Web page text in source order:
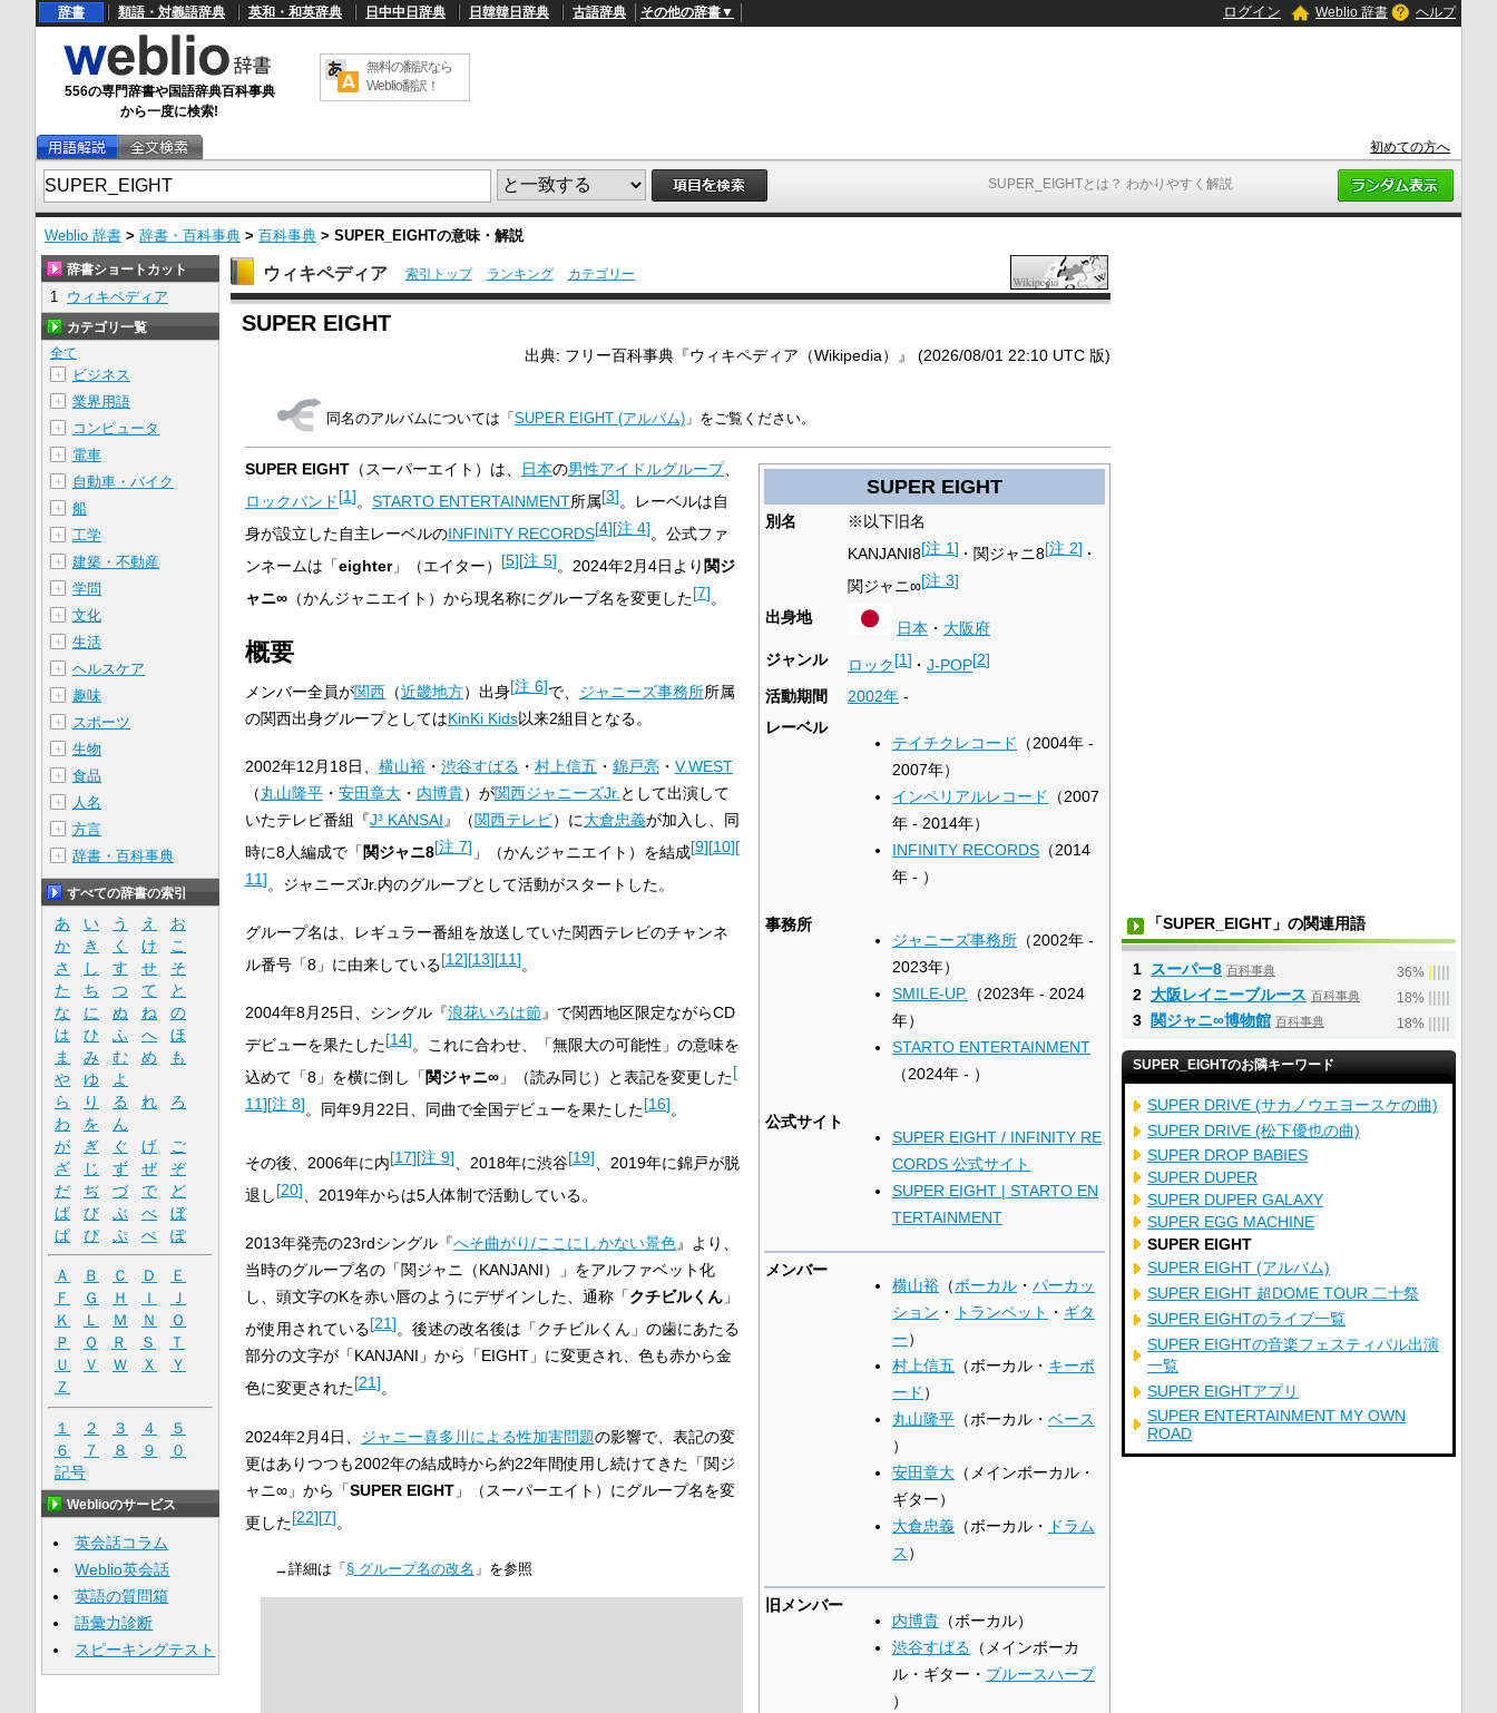
SUPER_EIGHTとは？ わかりやすく解説
辞書 類語・対義語辞典 英和・和英辞典 日中中日辞典 日韓韓日辞典 古語辞典 その他の辞書▼ ログイン Weblio 辞書 ヘルプ
556の専門辞書や国語辞典百科事典
から一度に検索!
無料の翻訳なら
Weblio翻訳！
初めての方へ
Weblio 辞書 > 辞書・百科事典 > 百科事典 > SUPER_EIGHTの意味・解説
U
/
L
d
e
4
5
3
ウィキペディア 索引トップ ランキング カテゴリー
SUPER EIGHT
出典: フリー百科事典『ウィキペディア（Wikipedia）』 (2026/08/01 22:10 UTC 版)
同名のアルバムについては「 SUPER EIGHT (アルバム)」をご覧ください。
SUPER EIGHT
別名
※以下旧名
KANJANI8[注 1] 関ジャニ8[注 2]
関ジャニ∞[注 3]
出身地
日本 ・ 大阪府
ジャンル
ロック[1] J-POP[2]
活動期間 2002年 -
レーベル
テイチクレコード
（2004年 -
2007年）
インペリアルレコード
（2007
年 - 2014年）
INFINITY RECORDS （2014
年 - ）
事務所
ジャニーズ事務所 （2002年 -
2023年）
SMILE-UP. （2023年 - 2024
年）
STARTO ENTERTAINMENT
（2024年 - ）
公式サイト
SUPER EIGHT / INFINITY RE
CORDS 公式サイト
SUPER EIGHT | STARTO EN
TERTAINMENT
メンバー
横山裕 （ボーカル ・ パーカッ
ション ・ トランペット ・ ギタ
ー）
村上信五 （ボーカル・ キーボ
ード ）
丸山隆平 （ボーカル・ ベース
）
安田章大 （メインボーカル・
ギター）
大倉忠義 （ボーカル・
ドラム
ス ）
旧メンバー
内博貴 （ボーカル）
渋谷すばる （メインボーカ
ル・ギター・ ブルースハープ
）
SUPER EIGHT（スーパーエイト）は、 日本の男性アイドルグループ、
ロックバンド[1]。 STARTO ENTERTAINMENT所属[3]。レーベルは自
身が設立した自主レーベルのINFINITY RECORDS[4][注 4]。公式ファ
ンネームは「eighter」（エイター） [5][注 5]。2024年2月4日より 関ジ
ャニ∞（かんジャニエイト）から現名称にグループ名を変更した[7]。
概要
メンバー全員が関西（近畿地方）出身[注 6]で、 ジャニーズ事務所所属
の関西出身グループとしてはKinKi Kids以来2組目となる。
2002年12月18日、 横山裕・ 渋谷すばる ・ 村上信五 ・ 錦戸亮・ V.WEST
（丸山隆平・ 安田章大・ 内博貴）が関西ジャニーズJr. として出演して
いたテレビ番組『J³ KANSAI 』（関西テレビ）に大倉忠義が加入し、同
時に8人編成で「 関ジャニ8[注 7] 」（かんジャニエイト）を結成[9][10][
11]。ジャニーズJr.内のグループとして活動がスタートした。
グループ名は、レギュラー番組を放送していた関西テレビのチャンネ
ル番号「8」に由来している[12][13][11]。
2004年8月25日、シングル『浪花いろは節』で関西地区限定ながらCD
デビューを果たした[14]。これに合わせ、「無限大の可能性」の意味を
込めて「8」を横に倒し「 関ジャニ∞」（読み同じ）と表記を変更した[
11][注 8]。同年9月22日、同曲で全国デビューを果たした[16]。
その後、2006年に内[17][注 9]、2018年に渋谷[19]、2019年に錦戸が脱
退し[20]、2019年からは5人体制で活動している。
2013年発売の23rdシングル『へそ曲がり/ここにしかない景色』より、
当時のグループ名の「関ジャニ（KANJANI）」をアルファベット化
し、頭文字のKを赤い唇のようにデザインした、通称「クチビルくん」
が使用されている[21]。後述の改名後は「クチビルくん」の歯にあたる
部分の文字が「KANJANI」から「EIGHT」に変更され、色も赤から金
色に変更された[21]。
2024年2月4日、 ジャニー喜多川による性加害問題の影響で、表記の変
更はありつつも2002年の結成時から約22年間使用し続けてきた「関ジ
ャニ∞」から「SUPER EIGHT」（スーパーエイト）にグループ名を変
更した[22][7]。
→詳細は「 § グループ名の改名 」を参照
辞書ショートカット
1 ウィキペディア
カテゴリ一覧
全て
＋
ビジネス
＋ 業界用語
＋ コンピュータ
＋ 電車
＋ 自動車・バイク
＋ 船
＋ 工学
＋ 建築・不動産
＋ 学問
＋ 文化
＋ 生活
＋ ヘルスケア
＋ 趣味
＋ スポーツ
＋ 生物
＋ 食品
＋ 人名
＋ 方言
＋ 辞書・百科事典
すべての辞書の索引
あ い う え
お
か
き く け
こ
さ
し す せ
そ
た
ち つ て
と
な
に ぬ ね
の
は
ひ ふ へ
ほ
ま
み む め
も
や
ゆ
よ
ら
り る れ
ろ
わ
を
ん
が
ぎ ぐ げ
ご
ざ
じ ず ぜ
ぞ
だ
ぢ づ で
ど
ば
び ぶ べ
ぼ
ぱ
ぴ ぷ ぺ ぽ
Ａ Ｂ Ｃ Ｄ
Ｅ
Ｆ
Ｇ Ｈ Ｉ
Ｊ
Ｋ
Ｌ Ｍ Ｎ
Ｏ
Ｐ
Ｑ Ｒ Ｓ
Ｔ
Ｕ
Ｖ Ｗ Ｘ
Ｙ
Ｚ
１ ２ ３ ４
５
６
７ ８ ９
０
記号
Weblioのサービス
英会話コラム
Weblio英会話
英語の質問箱
語彙力診断
スピーキングテスト
「SUPER_EIGHT」の関連用語
1 スーパー8 百科事典 36%
2 大阪レイニーブルース 百科事典 18%
3 関ジャニ∞博物館 百科事典 18%
SUPER_EIGHTのお隣キーワード
SUPER DRIVE (サカノウエヨースケの曲)
SUPER DRIVE (松下優也の曲)
SUPER DROP BABIES
SUPER DUPER
SUPER DUPER GALAXY
SUPER EGG MACHINE
SUPER EIGHT
SUPER EIGHT (アルバム)
SUPER EIGHT 超DOME TOUR 二十祭
SUPER EIGHTのライブ一覧
SUPER EIGHTの音楽フェスティバル出演
一覧
SUPER EIGHTアプリ
SUPER ENTERTAINMENT MY OWN
ROAD